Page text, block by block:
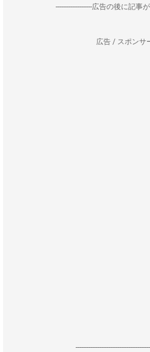
--------------------広告の後に記事
広告 / スポンサ